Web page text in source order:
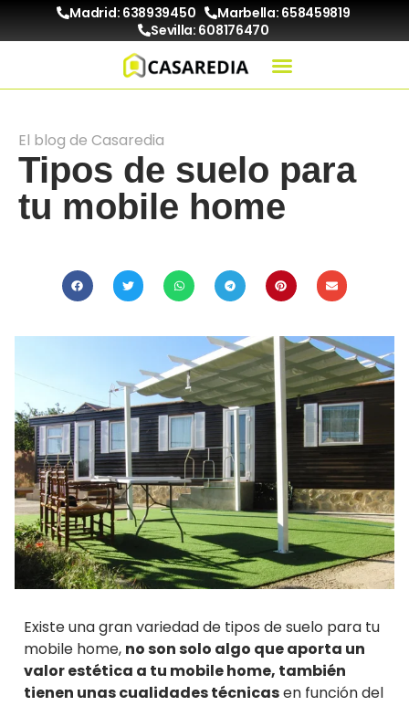
Madrid: 638939450
Marbella: 658459819
Sevilla: 608176470
El blog de Casaredia
Tipos de suelo para
tu mobile home
Existe una gran variedad de tipos de suelo para tu
mobile home, no son solo algo que aporta un
valor estética a tu mobile home, también
tienen unas cualidades técnicasen función del